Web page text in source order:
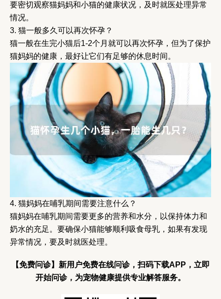
要密切观察猫妈妈和小猫的健康状况，及时就医处理异常
情况。
3. 猫一般多久可以再次怀孕？
猫一般在生完小猫后1-2个月就可以再次怀孕，但为了保护
猫妈妈的健康，最好让它们有足够的休息时间。
4. 猫妈妈在哺乳期间需要注意什么？
猫妈妈在哺乳期间需要更多的营养和水分，以保持体力和
奶水的充足。要确保小猫能够顺利吸食母乳，如果有发现
异常情况，要及时就医处理。
【免费问诊】新用户免费在线问诊，扫码下载APP，立即
开始问诊，为宠物健康提供专业解答服务。